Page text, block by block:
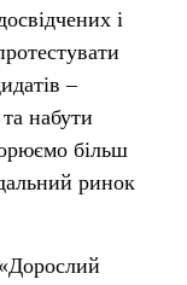
і
–
набути
більш
ринок